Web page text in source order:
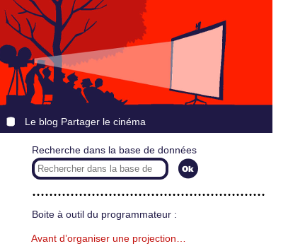
Le blog Partager le cinéma
Recherche dans la base de données
Boite à outil du programmateur :
Avant d’organiser une projection…